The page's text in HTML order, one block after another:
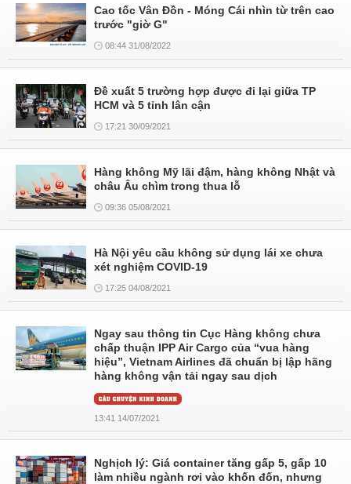
Cao tốc Vân Đồn - Móng Cái nhìn từ trên cao
trước "giờ G"
08:44 31/08/2022
Đề xuất 5 trường hợp được đi lại giữa TP
HCM và 5 tỉnh lân cận
17:21 30/09/2021
Hàng không Mỹ lãi đậm, hàng không Nhật và
châu Âu chìm trong thua lỗ
09:36 05/08/2021
Hà Nội yêu cầu không sử dụng lái xe chưa
xét nghiệm COVID-19
17:25 04/08/2021
Ngay sau thông tin Cục Hàng không chưa
chấp thuận IPP Air Cargo của “vua hàng
hiệu”, Vietnam Airlines đã chuẩn bị lập hãng
hàng không vận tải ngay sau dịch
13:41 14/07/2021
Nghịch lý: Giá container tăng gấp 5, gấp 10
làm nhiều ngành rơi vào khốn đốn, nhưng